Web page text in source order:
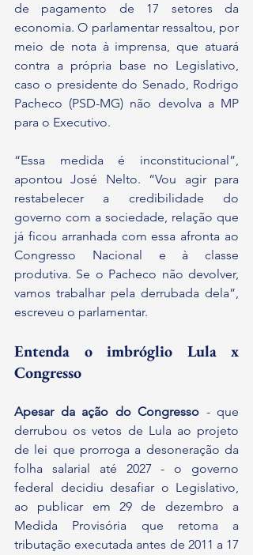
de pagamento de 17 setores da
economia. O parlamentar ressaltou, por
meio de nota à imprensa, que atuará
contra a própria base no Legislativo,
caso o presidente do Senado, Rodrigo
Pacheco (PSD-MG) não devolva a MP
para o Executivo.
“Essa medida é inconstitucional”,
apontou José Nelto. “Vou agir para
restabelecer a credibilidade do
governo com a sociedade, relação que
já ficou arranhada com essa afronta ao
Congresso Nacional e à classe
produtiva. Se o Pacheco não devolver,
vamos trabalhar pela derrubada dela”,
escreveu o parlamentar.
Entenda o imbróglio Lula x
Congresso
Apesar da ação do Congresso - que
derrubou os vetos de Lula ao projeto
de lei que prorroga a desoneração da
folha salarial até 2027 - o governo
federal decidiu desafiar o Legislativo,
ao publicar em 29 de dezembro a
Medida Provisória que retoma a
tributação executada antes de 2011 a 17